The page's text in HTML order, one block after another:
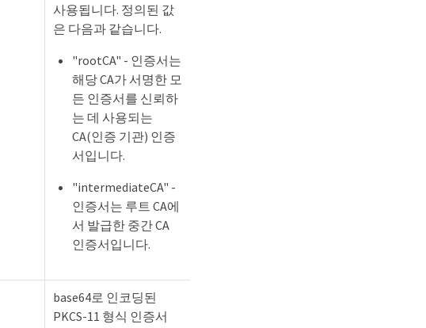
사용됩니다. 정의된 값
은 다음과 같습니다.
"rootCA" - 인증서는
해당 CA가 서명한 모
든 인증서를 신뢰하
는 데 사용되는
CA(인증 기관) 인증
서입니다.
"intermediateCA" -
인증서는 루트 CA에
서 발급한 중간 CA
인증서입니다.
base64로 인코딩된
PKCS-11 형식 인증서